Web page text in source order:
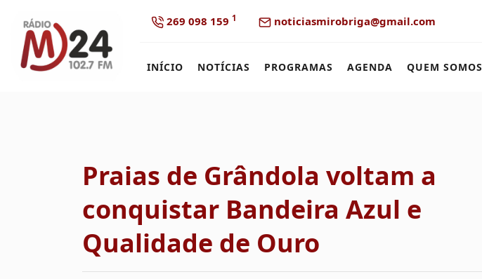
269 098 159 1 noticiasmirobriga@gmail.com
INÍCIO NOTÍCIAS PROGRAMAS AGENDA QUEM SOMOS
Praias de Grândola voltam a
conquistar Bandeira Azul e
Qualidade de Ouro